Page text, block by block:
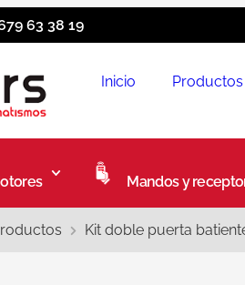
63 38 19
Inicio Productos
Mandos y
Kit doble puerta